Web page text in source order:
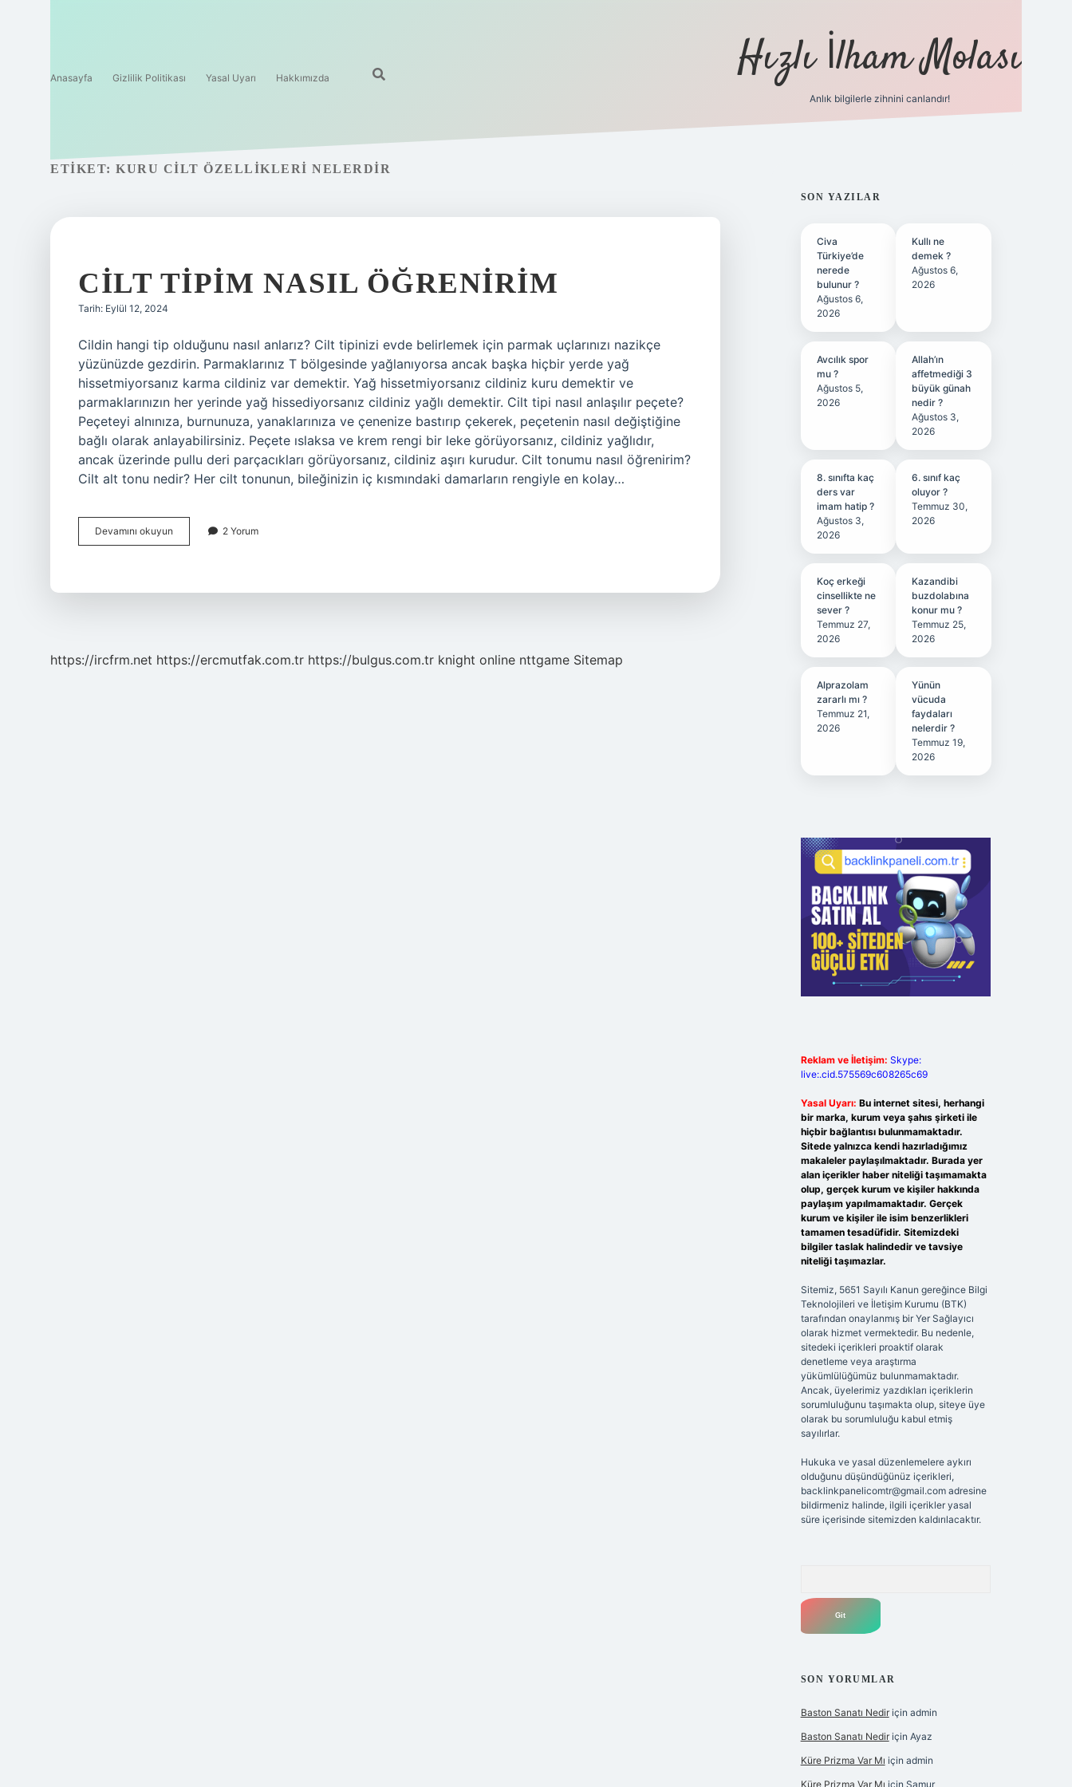
Anasayfa Gizlilik Politikası Yasal Uyarı Hakkımızda Hızlı İlham Molası
Anlık bilgilerle zihnini canlandır!
ETIKET: KURU CILT ÖZELLIKLERI NELERDIR
CILT TIPIM NASIL ÖĞRENIRIM
Tarih: Eylül 12, 2024
Cildin hangi tip olduğunu nasıl anlarız? Cilt tipinizi evde belirlemek için parmak uçlarınızı nazikçe
yüzünüzde gezdirin. Parmaklarınız T bölgesinde yağlanıyorsa ancak başka hiçbir yerde yağ
hissetmiyorsanız karma cildiniz var demektir. Yağ hissetmiyorsanız cildiniz kuru demektir ve
parmaklarınızın her yerinde yağ hissediyorsanız cildiniz yağlı demektir. Cilt tipi nasıl anlaşılır peçete?
Peçeteyi alnınıza, burnunuza, yanaklarınıza ve çenenize bastırıp çekerek, peçetenin nasıl değiştiğine
bağlı olarak anlayabilirsiniz. Peçete ıslaksa ve krem ​​rengi bir leke görüyorsanız, cildiniz yağlıdır,
ancak üzerinde pullu deri parçacıkları görüyorsanız, cildiniz aşırı kurudur. Cilt tonumu nasıl öğrenirim?
Cilt alt tonu nedir? Her cilt tonunun, bileğinizin iç kısmındaki damarların rengiyle en kolay…
Devamını okuyun
Tipim
2 Yorum
https://ircfrm.net https://ercmutfak.com.tr https://bulgus.com.tr knight online nttgame Sitemap
SIDEBAR
SON YAZILAR
Civa
Türkiye’de
nerede
bulunur ?
Ağustos 6,
2026
Kullı ne
demek ?
Ağustos 6,
2026
Avcılık spor
mu ?
Ağustos 5,
2026
Allah’ın
affetmediği 3
büyük günah
nedir ?
Ağustos 3,
2026
8. sınıfta kaç
ders var
imam hatip ?
Ağustos 3,
2026
6. sınıf kaç
oluyor ?
Temmuz 30,
2026
Koç erkeği
cinsellikte ne
sever ?
Temmuz 27,
2026
Kazandibi
buzdolabına
konur mu ?
Temmuz 25,
2026
Alprazolam
zararlı mı ?
Temmuz 21,
2026
Yünün
vücuda
faydaları
nelerdir ?
Temmuz 19,
2026
Reklam ve İletişim: Skype:
live:.cid.575569c608265c69
Yasal Uyarı: Bu internet sitesi, herhangi
bir marka, kurum veya şahıs şirketi ile
hiçbir bağlantısı bulunmamaktadır.
Sitede yalnızca kendi hazırladığımız
makaleler paylaşılmaktadır. Burada yer
alan içerikler haber niteliği taşımamakta
olup, gerçek kurum ve kişiler hakkında
paylaşım yapılmamaktadır. Gerçek
kurum ve kişiler ile isim benzerlikleri
tamamen tesadüfidir. Sitemizdeki
bilgiler taslak halindedir ve tavsiye
niteliği taşımazlar.
Sitemiz, 5651 Sayılı Kanun gereğince Bilgi
Teknolojileri ve İletişim Kurumu (BTK)
tarafından onaylanmış bir Yer Sağlayıcı
olarak hizmet vermektedir. Bu nedenle,
sitedeki içerikleri proaktif olarak
denetleme veya araştırma
yükümlülüğümüz bulunmamaktadır.
Ancak, üyelerimiz yazdıkları içeriklerin
sorumluluğunu taşımakta olup, siteye üye
olarak bu sorumluluğu kabul etmiş
sayılırlar.
Hukuka ve yasal düzenlemelere aykırı
olduğunu düşündüğünüz içerikleri,
backlinkpanelicomtr@gmail.comadresine
bildirmeniz halinde, ilgili içerikler yasal
süre içerisinde sitemizden kaldırılacaktır.
SON YORUMLAR
Baston Sanatı Nediriçin admin
Baston Sanatı Nediriçin Ayaz
Küre Prizma Var Mı için admin
Küre Prizma Var Mı için Samur